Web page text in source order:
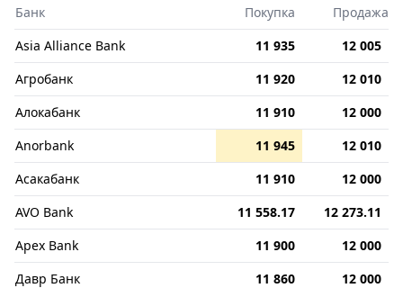
Банк Покупка
Продажа
Asia Alliance Bank
11 935
12 005
Агробанк
11 920
12 010
Алокабанк
11 910
12 000
Anorbank
11 945
12 010
Асакабанк
11 910
12 000
AVO Bank
11 558.17
12 273.11
Apex Bank
11 900
12 000
Давр Банк
11 860
12 000